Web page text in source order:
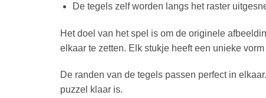
De tegels zelf worden langs het raster
Het doel van het spel is om de originele
elkaar te zetten. Elk stukje heeft een unieke
De randen van de tegels passen perfect in
puzzel klaar is.